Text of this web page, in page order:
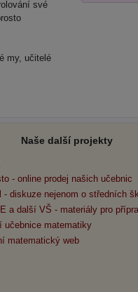
své
my, učitelé
Naše další projekty
- online prodej našich učebnic
- diskuze nejenom o středních
a další VŠ - materiály pro
učebnice matematiky
matematický web